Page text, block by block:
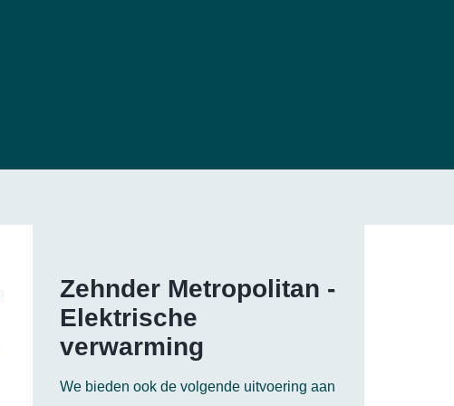
Zehnder Metropolitan -
Elektrische
verwarming
We bieden ook de volgende uitvoering aan